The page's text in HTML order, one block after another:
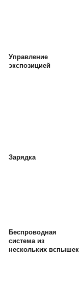
Управление
экспозицией
Зарядка
Беспроводная
система из
нескольких вспышек